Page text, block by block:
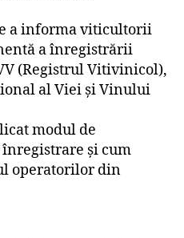
a informa viticultorii
a înregistrării
(Registrul Vitivinicol),
al Viei și Vinului
modul de
și cum
operatorilor din